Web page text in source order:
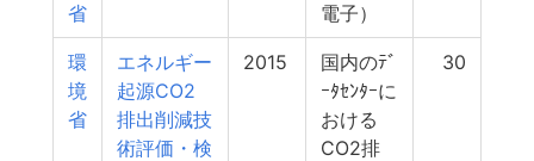
省
電子）
環
境
省
エネルギー
起源CO2
排出削減技
術評価・検
2015
国内のﾃﾞ
ｰﾀｾﾝﾀｰに
おける
CO2排
30